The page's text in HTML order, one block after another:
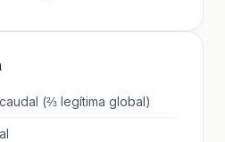
(⅔ legítima global)